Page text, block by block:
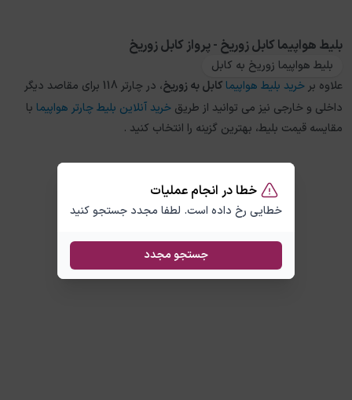
خطا در انجام عملیات
خطایی رخ داده است. لطفا مجدد جستجو کنید
جستجو مجدد
بلیط هواپیما کابل زوریخ - پرواز کابل زوریخ
بلیط هواپیما زوریخ به کابل
علاوه بر خرید بلیط هواپیما کابلبهزوریخ
، در چارتر 118 برای مقاصد دیگر
داخلی و خارجی نیز می توانید از طریق خرید آنلاین بلیط چارتر هواپیما با
مقایسه قیمت بلیط، بهترین گزینه را انتخاب کنید .